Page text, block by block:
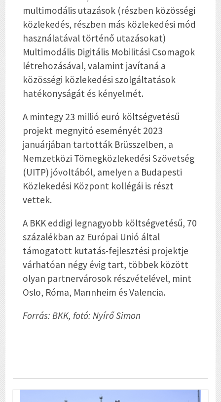
multimodális utazások (részben közösségi
közlekedés, részben más közlekedési mód
használatával történő utazásokat)
Multimodális Digitális Mobilitási Csomagok
létrehozásával, valamint javítaná a
közösségi közlekedési szolgáltatások
hatékonyságát és kényelmét.
A mintegy 23 millió euró költségvetésű
projekt megnyitó eseményét 2023
januárjában tartották Brüsszelben, a
Nemzetközi Tömegközlekedési Szövetség
(UITP) jóvoltából, amelyen a Budapesti
Közlekedési Központ kollégái is részt
vettek.
A BKK eddigi legnagyobb költségvetésű, 70
százalékban az Európai Unió által
támogatott kutatás-fejlesztési projektje
várhatóan négy évig tart, többek között
olyan partnervárosok részvételével, mint
Oslo, Róma, Mannheim és Valencia.
Forrás: BKK, fotó: Nyírő Simon